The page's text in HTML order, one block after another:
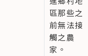
區那些之
前無法接
觸之農
家。